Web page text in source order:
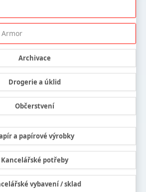
Armor
Archivace
Drogerie a úklid
Občerstvení
a papírové výrobky
Kancelářské potřeby
vybavení / sklad